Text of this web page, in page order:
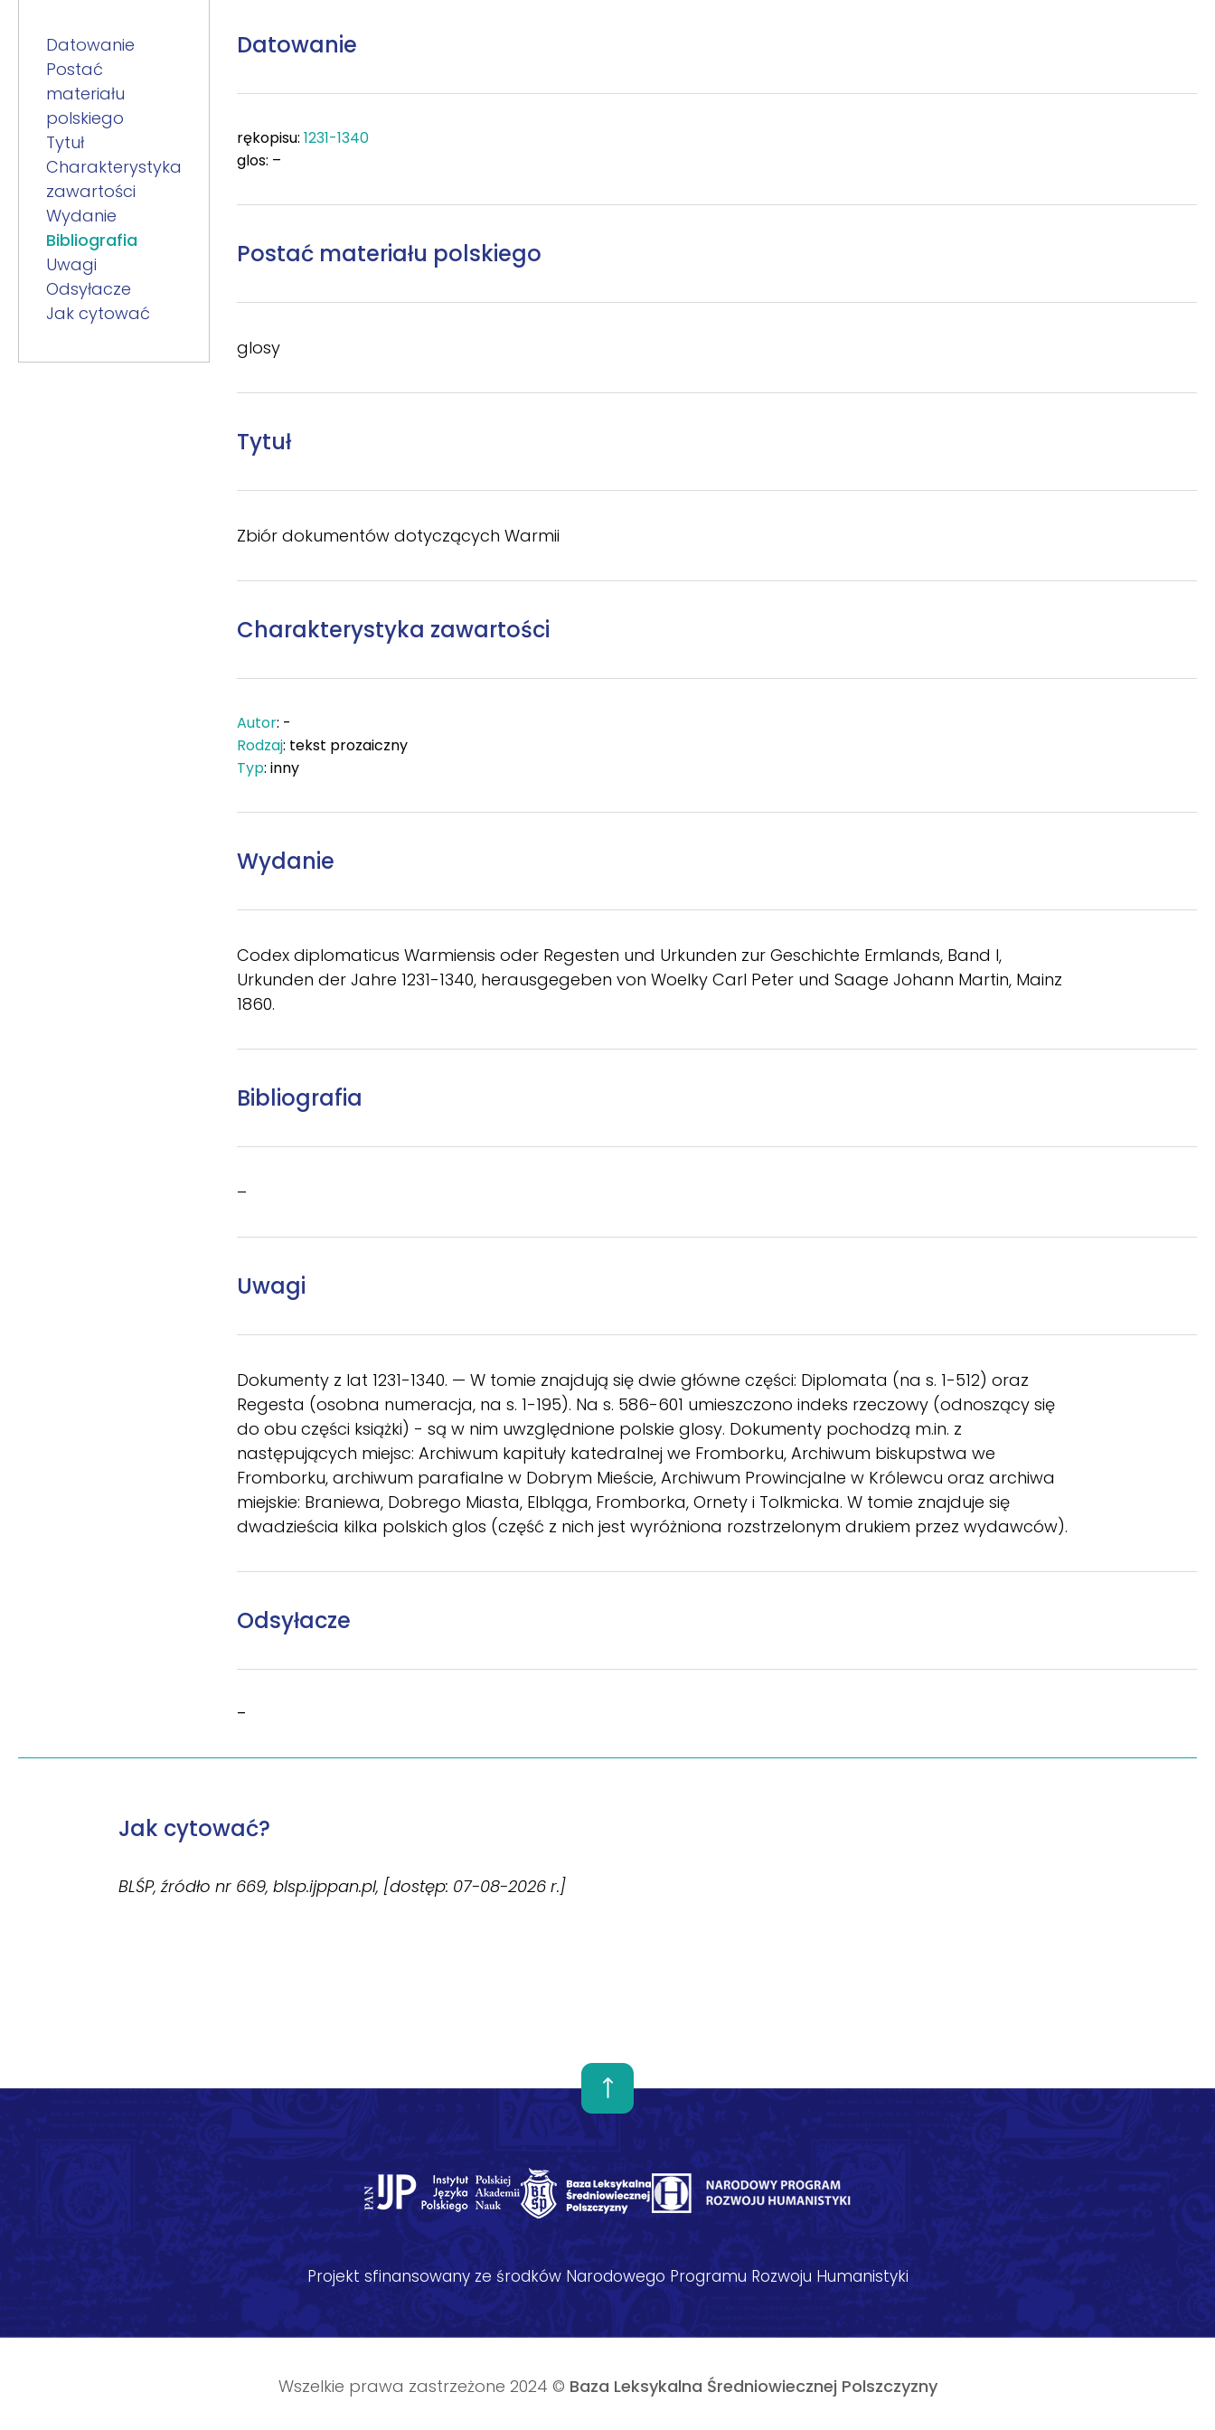
Datowanie
Postać
materiału
polskiego
Tytuł
Charakterystyka
zawartości
Wydanie
Bibliografia
Uwagi
Odsyłacze
Jak cytować
Datowanie
rękopisu: 1231-1340
glos: –
Postać materiału polskiego
glosy
Tytuł
Zbiór dokumentów dotyczących Warmii
Charakterystyka zawartości
Autor: -
Rodzaj: tekst prozaiczny
Typ: inny
Wydanie
Codex diplomaticus Warmiensis oder Regesten und Urkunden zur Geschichte Ermlands, Band I,
Urkunden der Jahre 1231-1340, herausgegeben von Woelky Carl Peter und Saage Johann Martin, Mainz
1860.
Bibliografia
–
Uwagi
Dokumenty z lat 1231-1340. — W tomie znajdują się dwie główne części: Diplomata (na s. 1-512) oraz
Regesta (osobna numeracja, na s. 1-195). Na s. 586-601 umieszczono indeks rzeczowy (odnoszący się
do obu części książki) - są w nim uwzględnione polskie glosy. Dokumenty pochodzą m.in. z
następujących miejsc: Archiwum kapituły katedralnej we Fromborku, Archiwum biskupstwa we
Fromborku, archiwum parafialne w Dobrym Mieście, Archiwum Prowincjalne w Królewcu oraz archiwa
miejskie: Braniewa, Dobrego Miasta, Elbląga, Fromborka, Ornety i Tolkmicka. W tomie znajduje się
dwadzieścia kilka polskich glos (część z nich jest wyróżniona rozstrzelonym drukiem przez wydawców).
Odsyłacze
–
Jak cytować?
BLŚP, źródło nr 669, blsp.ijppan.pl, [dostęp: 07-08-2026 r.]
Projekt sfinansowany ze środków Narodowego Programu Rozwoju Humanistyki
Wszelkie prawa zastrzeżone 2024 © Baza Leksykalna Średniowiecznej Polszczyzny